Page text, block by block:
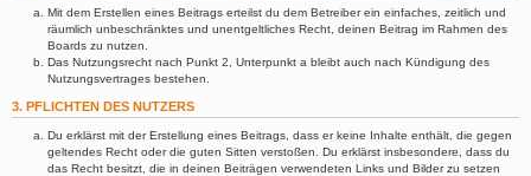
Mit dem Erstellen eines Beitrags erteilst du dem Betreiber ein einfaches, zeitlich und
räumlich unbeschränktes und unentgeltliches Recht, deinen Beitrag im Rahmen des
Boards zu nutzen.
Das Nutzungsrecht nach Punkt 2, Unterpunkt a bleibt auch nach Kündigung des
Nutzungsvertrages bestehen.
3. PFLICHTEN DES NUTZERS
Du erklärst mit der Erstellung eines Beitrags, dass er keine Inhalte enthält, die gegen
geltendes Recht oder die guten Sitten verstoßen. Du erklärst insbesondere, dass du
das Recht besitzt, die in deinen Beiträgen verwendeten Links und Bilder zu setzen